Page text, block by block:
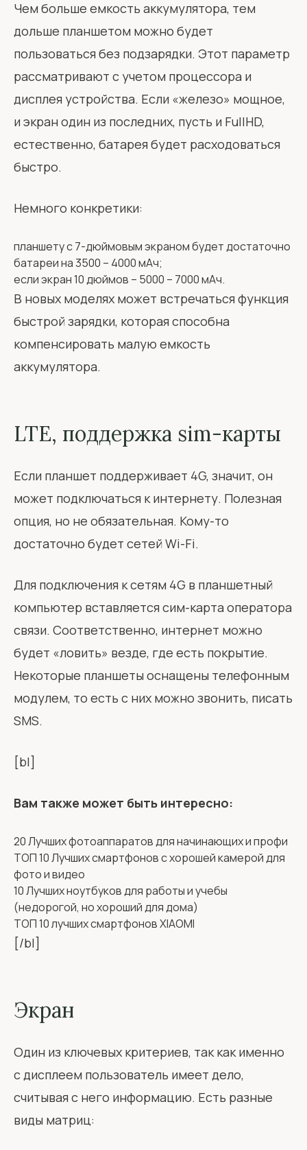
Чем больше емкость аккумулятора, тем
дольше планшетом можно будет
пользоваться без подзарядки. Этот параметр
рассматривают с учетом процессора и
дисплея устройства. Если «железо» мощное,
и экран один из последних, пусть и FullHD,
естественно, батарея будет расходоваться
быстро.
Немного конкретики:
планшету с 7-дюймовым экраном будет достаточно
батареи на 3500 – 4000 мАч;
если экран 10 дюймов – 5000 – 7000 мАч.
В новых моделях может встречаться функция
быстрой зарядки, которая способна
компенсировать малую емкость
аккумулятора.
LTE, поддержка sim-карты
Если планшет поддерживает 4G, значит, он
может подключаться к интернету. Полезная
опция, но не обязательная. Кому-то
достаточно будет сетей Wi-Fi.
Для подключения к сетям 4G в планшетный
компьютер вставляется сим-карта оператора
связи. Соответственно, интернет можно
будет «ловить» везде, где есть покрытие.
Некоторые планшеты оснащены телефонным
модулем, то есть с них можно звонить, писать
SMS.
[bl]
Вам также может быть интересно:
20 Лучших фотоаппаратов для начинающих и профи
ТОП 10 Лучших смартфонов с хорошей камерой для
фото и видео
10 Лучших ноутбуков для работы и учебы
(недорогой, но хороший для дома)
ТОП 10 лучших смартфонов XIAOMI
[/bl]
Экран
Один из ключевых критериев, так как именно
с дисплеем пользователь имеет дело,
считывая с него информацию. Есть разные
виды матриц: